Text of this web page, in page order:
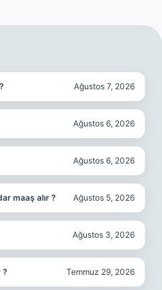
Ağustos 7, 2026
Ağustos 6, 2026
Ağustos 6, 2026
maaş alır ? Ağustos 5, 2026
Ağustos 3, 2026
? Temmuz 29, 2026